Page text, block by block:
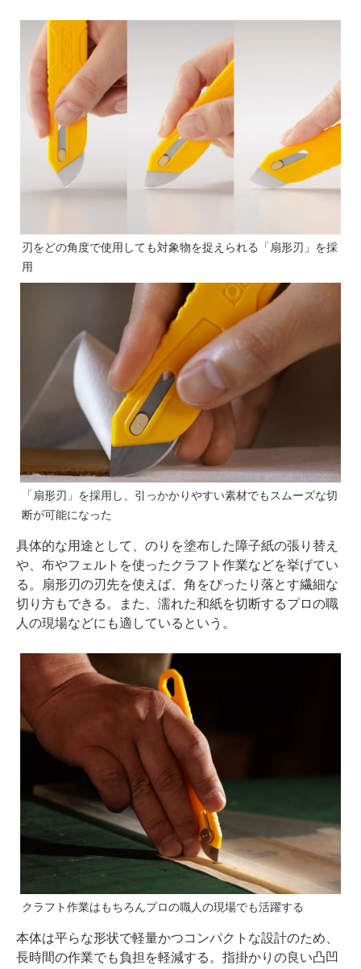
刃をどの角度で使用しても対象物を捉えられる「扇形刃」を採
用
「扇形刃」を採用し、引っかかりやすい素材でもスムーズな切
断が可能になった
具体的な用途として、のりを塗布した障子紙の張り替え
や、布やフェルトを使ったクラフト作業などを挙げてい
る。扇形刃の刃先を使えば、角をぴったり落とす繊細な
切り方もできる。また、濡れた和紙を切断するプロの職
人の現場などにも適しているという。
クラフト作業はもちろんプロの職人の現場でも活躍する
本体は平らな形状で軽量かつコンパクトな設計のため、
長時間の作業でも負担を軽減する。指掛かりの良い凸凹